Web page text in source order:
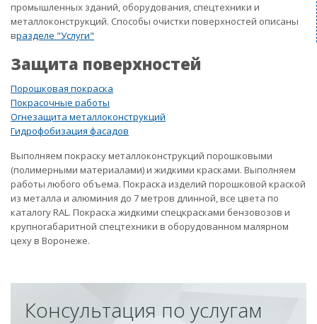
промышленных зданий, оборудования, спецтехники и
металлоконструкций. Способы очистки поверхностей описаны
вразделе "Услуги"
Защита поверхностей
Порошковая покраска
Покрасочные работы
Огнезащита металлоконструкций
Гидрофобизация фасадов
Выполняем покраску металлоконструкций порошковыми
(полимерными материалами) и жидкими красками. Выполняем
работы любого объема. Покраска изделий порошковой краской
из металла и алюминия до 7 метров длинной, все цвета по
каталогу RAL. Покраска жидкими спецкрасками бензовозов и
крупногабаритной спецтехники в оборудованном малярном
цеху в Воронеже.
Консультация по услугам